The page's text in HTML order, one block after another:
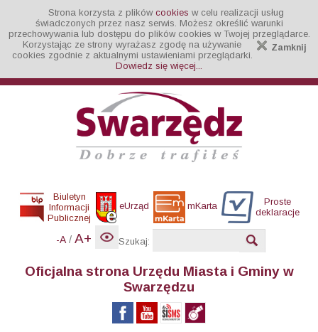
Strona korzysta z plików cookies w celu realizacji usług
świadczonych przez nasz serwis. Możesz określić warunki
przechowywania lub dostępu do plików cookies w Twojej przeglądarce.
Zamknij
Korzystając ze strony wyrażasz zgodę na używanie
cookies zgodnie z aktualnymi ustawieniami przeglądarki.
Dowiedz się więcej...
Biuletyn
Informacji
Publicznej
eUrząd mKarta
Proste
deklaracje
-A / A+ Szukaj:
Oficjalna strona Urzędu Miasta i Gminy w
Swarzędzu